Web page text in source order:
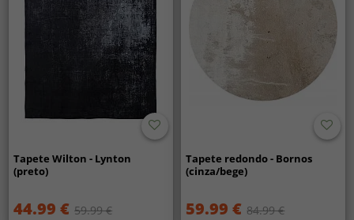
Tapete Wilton - Lynton
(preto)
44.99 € 59.99 €
Tapete redondo - Bornos
(cinza/bege)
59.99 € 84.99 €